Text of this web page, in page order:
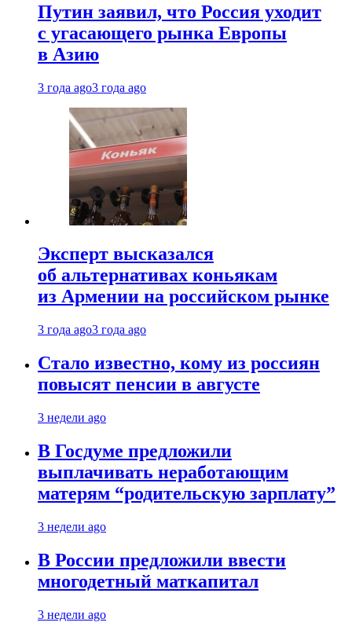
Путин заявил, что Россия уходит
с угасающего рынка Европы
в Азию
3 года ago3 года ago
Эксперт высказался
об альтернативах коньякам
из Армении на российском рынке
3 года ago3 года ago
Стало известно, кому из россиян
повысят пенсии в августе
3 недели ago
В Госдуме предложили
выплачивать неработающим
матерям “родительскую зарплату”
3 недели ago
В России предложили ввести
многодетный маткапитал
3 недели ago